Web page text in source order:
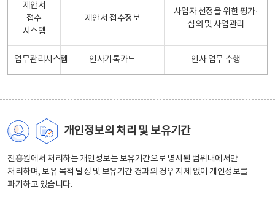
제안서
접수
시스템
제안서 접수정보
사업자 선정을 위한 평가·
심의 및 사업관리
업무관리시스템 인사기록카드 인사 업무 수행
개인정보의 처리 및 보유기간
진흥원에서 처리하는 개인정보는 보유기간으로 명시된 범위내에서만
처리하며, 보유 목적 달성 및 보유기간 경과의 경우 지체 없이 개인정보를
파기하고 있습니다.